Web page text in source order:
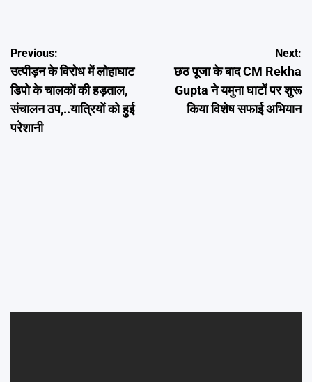
Post
navigation
Previous:
उत्पीड़न के विरोध में लोहाघाट
डिपो के चालकों की हड़ताल,
संचालन ठप,..यात्रियों को हुई
परेशानी
Next:
छठ पूजा के बाद CM Rekha
Gupta ने यमुना घाटों पर शुरू
किया विशेष सफाई अभियान